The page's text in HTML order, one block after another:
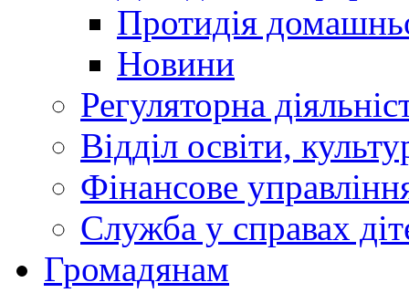
Протидія
Новини
Регуляторна
Відділ освіти,
Фінансове
Служба у справах
Громадянам